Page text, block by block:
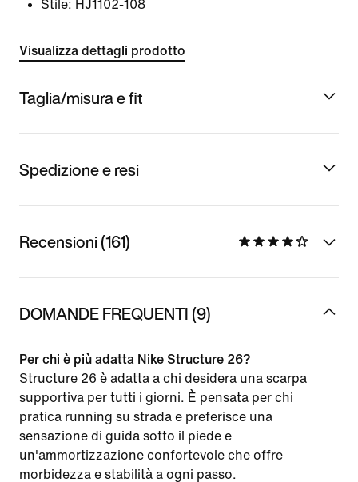
Stile: HJ1102-108
Visualizza dettagli prodotto
Taglia/misura e fit
Spedizione e resi
Recensioni (161)
DOMANDE FREQUENTI (9)
Per chi è più adatta Nike Structure 26?
Structure 26 è adatta a chi desidera una scarpa
supportiva per tutti i giorni. È pensata per chi
pratica running su strada e preferisce una
sensazione di guida sotto il piede e
un'ammortizzazione confortevole che offre
morbidezza e stabilità a ogni passo.